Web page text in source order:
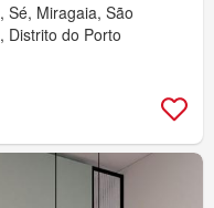
Sé, Miragaia, São
Distrito do Porto